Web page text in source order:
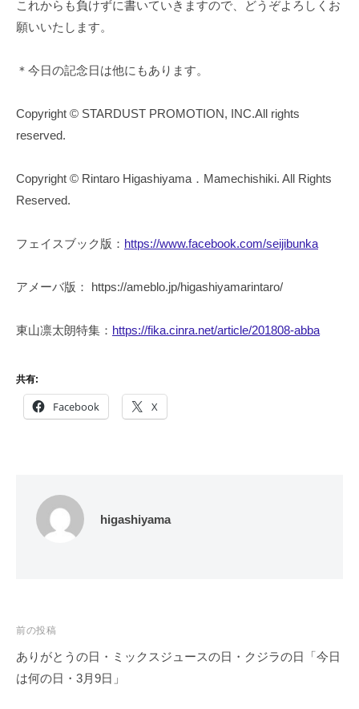
これからも負けずに書いていきますので、どうぞよろしくお
願いいたします。
＊今日の記念日は他にもあります。
Copyright © STARDUST PROMOTION, INC.All rights
reserved.
Copyright © Rintaro Higashiyama．Mamechishiki. All Rights
Reserved.
フェイスブック版： https://www.facebook.com/seijibunka
アメーバ版： https://ameblo.jp/higashiyamarintaro/
東山凛太朗特集： https://fika.cinra.net/article/201808-abba
共有:
Facebook X
higashiyama
投
稿
ナ
前の投稿
ありがとうの日・ミックスジュースの日・クジラの日「今日
は何の日・3月9日」